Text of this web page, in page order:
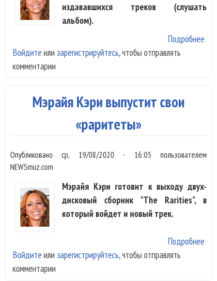
издававшихся треков (слушать
альбом).
Подробнее
Войдите или зарегистрируйтесь, чтобы отправлять
комментарии
Мэрайя Кэри выпустит свои
«раритеты»
Опубликованоср, 19/08/2020 - 16:05 пользователем
NEWSmuz.com
Мэрайя Кэри готовит к выходу двух-
дисковый сборник "The Rarities", в
который войдет и новый трек.
Подробнее
Войдите или зарегистрируйтесь, чтобы отправлять
комментарии